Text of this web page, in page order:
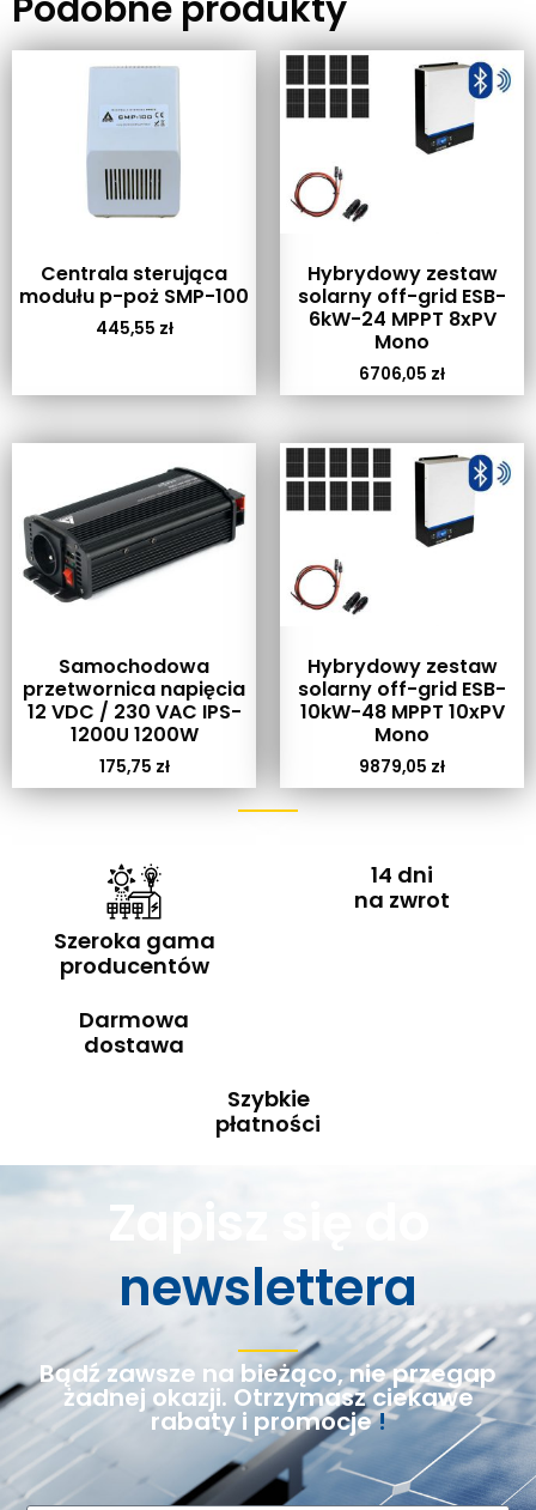
Centrala sterująca
modułu p-poż SMP-100
445,55 zł
Hybrydowy zestaw
solarny off-grid ESB-
6kW-24 MPPT 8xPV
Mono
6706,05 zł
Samochodowa
przetwornica napięcia
12 VDC / 230 VAC IPS-
1200U 1200W
175,75 zł
Hybrydowy zestaw
solarny off-grid ESB-
10kW-48 MPPT 10xPV
Mono
9879,05 zł
Szeroka gama
producentów
14 dni
na zwrot
Darmowa
dostawa
Szybkie
płatności
Zapisz się do
newslettera
Bądź zawsze na bieżąco, nie przegap
żadnej okazji. Otrzymasz ciekawe
rabaty i promocje!